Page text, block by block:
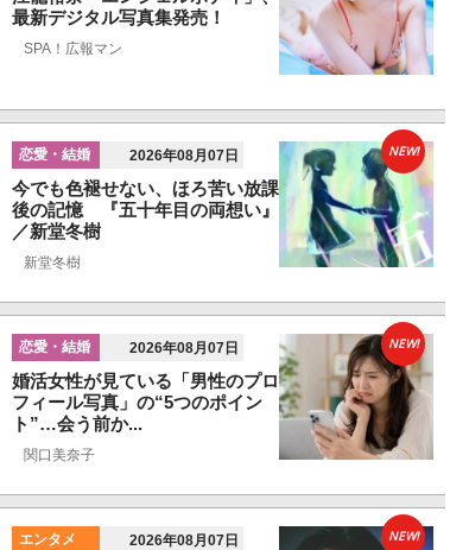
最新デジタル写真集発売！
SPA！広報マン
恋愛・結婚 2026年08月07日
今でも色褪せない、ほろ苦い放課
後の記憶 『五十年目の両想い』
／新堂冬樹
新堂冬樹
NEW!
恋愛・結婚 2026年08月07日
婚活女性が見ている「男性のプロ
フィール写真」の“5つのポイン
ト”…会う前か...
関口美奈子
NEW!
エンタメ 2026年08月07日 NEW!